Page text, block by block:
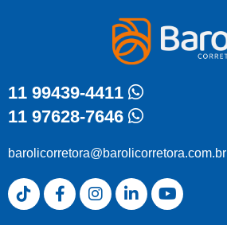
11 99439-4411
11 97628-7646
barolicorretora@barolicorretora.com.br